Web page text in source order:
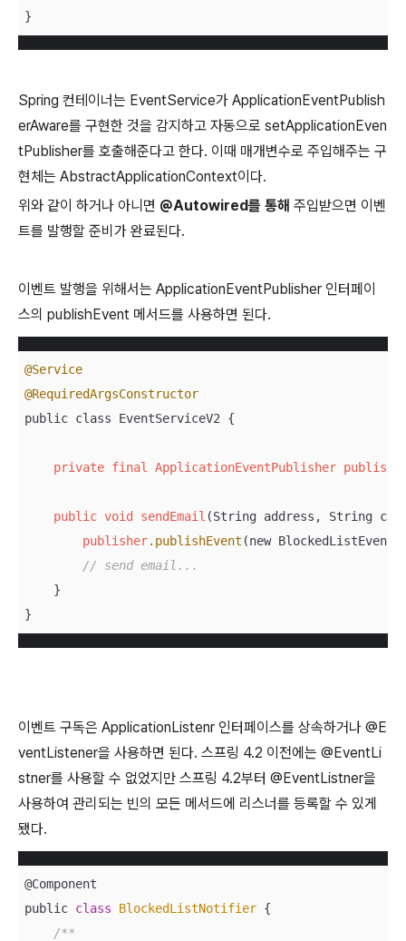
}
Spring 컨테이너는 EventService가 ApplicationEventPublish
erAware를 구현한 것을 감지하고 자동으로 setApplicationEven
tPublisher를 호출해준다고 한다. 이때 매개변수로 주입해주는 구
현체는 AbstractApplicationContext이다.
위와 같이 하거나 아니면 @Autowired를 통해 주입받으면 이벤
트를 발행할 준비가 완료된다.
이벤트 발행을 위해서는 ApplicationEventPublisher 인터페이
스의 publishEvent 메서드를 사용하면 된다.
@Service
@RequiredArgsConstructor
public class EventServiceV2 {
private final ApplicationEventPublisher
public void sendEmail (String address, String
publisher.publishEvent (new
// send email...
    }
}
이벤트 구독은 ApplicationListenr 인터페이스를 상속하거나 @E
ventListener을 사용하면 된다. 스프링 4.2 이전에는 @EventLi
stner를 사용할 수 없었지만 스프링 4.2부터 @EventListner을
사용하여 관리되는 빈의 모든 메서드에 리스너를 등록할 수 있게
됐다.
@Component
public class BlockedListNotifier {
/**